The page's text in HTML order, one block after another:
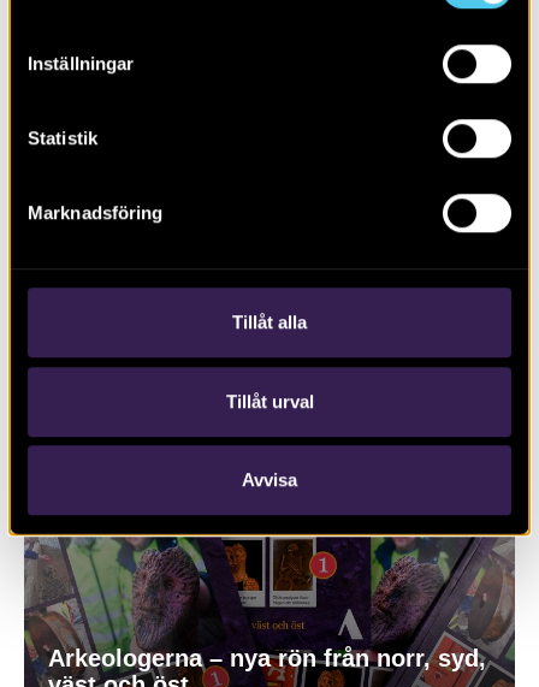
Inställningar
Statistik
Marknadsföring
Tillåt alla
Tillåt urval
Avvisa
Fröland
Arkeologerna – nya rön från norr, syd,